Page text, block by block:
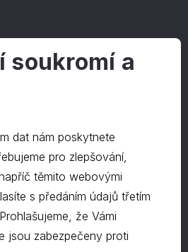
soukromí a
dat nám poskytnete
pro zlepšování,
těmito webovými
že Vámi
jsou zabezpečeny proti